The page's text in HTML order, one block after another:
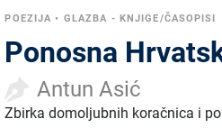
POEZIJA • GLAZBA - KNJIGE/ČASOPISI
Ponosna
Antun Asić
Zbirka domoljubnih koračnica i